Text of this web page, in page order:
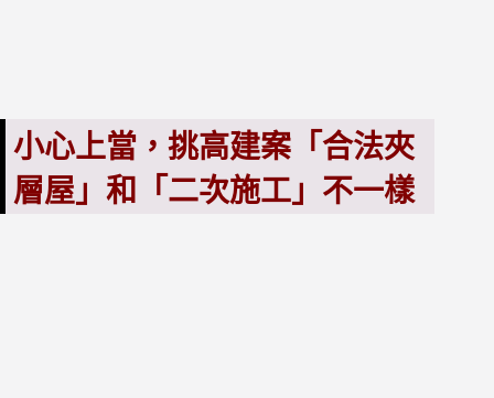
小心上當，挑高建案「合法夾
層屋」和「二次施工」不一樣